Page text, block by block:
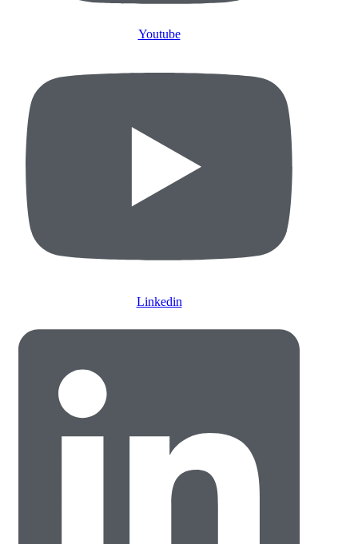
Youtube
Linkedin